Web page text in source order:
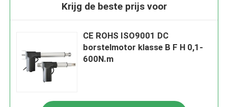
Krijg de beste prijs voor
CE ROHS ISO9001 DC
borstelmotor klasse B F H 0,1-
600N.m